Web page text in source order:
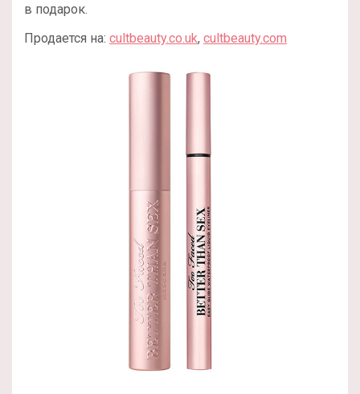
в подарок.
Продается на: cultbeauty.co.uk, cultbeauty.com